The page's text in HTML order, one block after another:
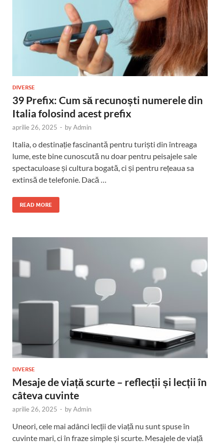
DIVERSE
39 Prefix: Cum să recunoști numerele din
Italia folosind acest prefix
aprilie 26, 2025 - byAdmin
Italia, o destinație fascinantă pentru turiști din întreaga
lume, este bine cunoscută nu doar pentru peisajele sale
spectaculoase și cultura bogată, ci și pentru rețeaua sa
extinsă de telefonie. Dacă …
READ MORE
DIVERSE
Mesaje de viață scurte – reflecții și lecții în
câteva cuvinte
aprilie 26, 2025 - byAdmin
Uneori, cele mai adânci lecții de viață nu sunt spuse în
cuvinte mari, ci în fraze simple și scurte. Mesajele de viață